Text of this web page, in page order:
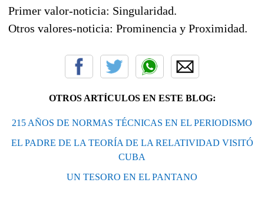
Primer valor-noticia: Singularidad.
Otros valores-noticia: Prominencia y Proximidad.
OTROS ARTÍCULOS EN ESTE BLOG:
215 AÑOS DE NORMAS TÉCNICAS EN EL PERIODISMO
EL PADRE DE LA TEORÍA DE LA RELATIVIDAD VISITÓ
CUBA
UN TESORO EN EL PANTANO